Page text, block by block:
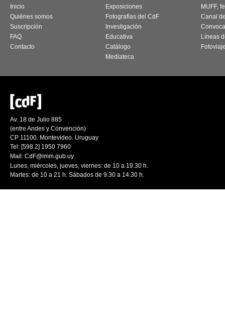
Inicio
Quiénes somos
Suscripción
FAQ
Contacto
Exposiciones
Fotografías del CdF
Investigación
Educativa
Catálogo
Mediateca
MUFF,
Canal
Líneas
Av. 18 de Julio 885
(entre Andes y Convención)
CP 11100. Montevideo. Uruguay
Tel: [598 2] 1950 7960
Mail: CdF@imm.gub.uy
Lunes, miércoles, jueves, viernes: de 10 a 19.30 h.
Martes: de 10 a 21 h. Sábados de 9.30 a 14.30 h.